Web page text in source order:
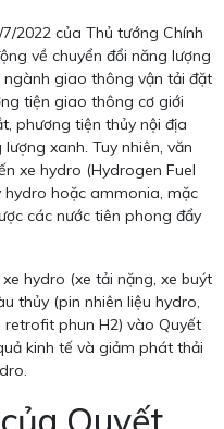
2022 của Thủ tướng Chính
về chuyển đổi năng lượng
giao thông vận tải đặt
tiện giao thông cơ giới
phương tiện thủy nội địa
xanh. Tuy nhiên, văn
xe hydro (Hydrogen Fuel
hydro hoặc ammonia, mặc
các nước tiên phong đẩy
hydro (xe tải nặng, xe buýt
thủy (pin nhiên liệu hydro,
phun H2) vào Quyết
kinh tế và giảm phát thải